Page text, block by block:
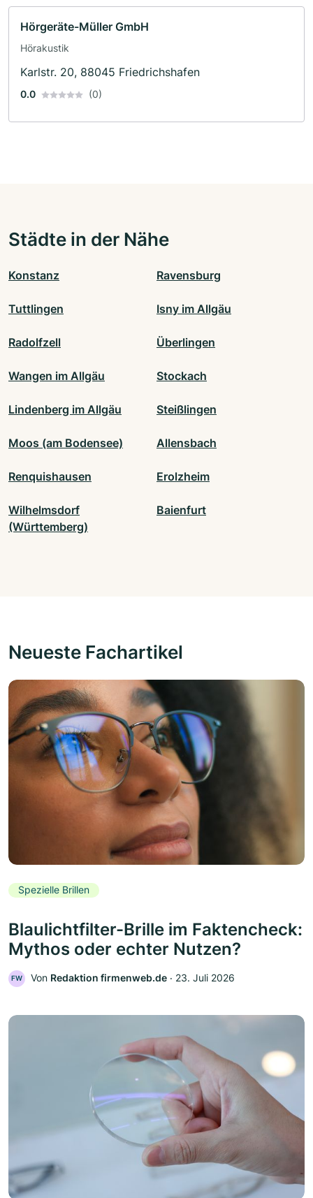
Hörgeräte-Müller GmbH
Hörakustik
Karlstr. 20, 88045 Friedrichshafen
0.0 (0)
Städte in der Nähe
Konstanz Ravensburg
Tuttlingen Isny im Allgäu
Radolfzell Überlingen
Wangen im Allgäu Stockach
Lindenberg im Allgäu Steißlingen
Moos (am Bodensee) Allensbach
Renquishausen Erolzheim
Wilhelmsdorf
(Württemberg)
Baienfurt
Neueste Fachartikel
Spezielle Brillen
Blaulichtfilter-Brille im Faktencheck:
Mythos oder echter Nutzen?
FW Von Redaktion firmenweb.de ‧ 23. Juli 2026